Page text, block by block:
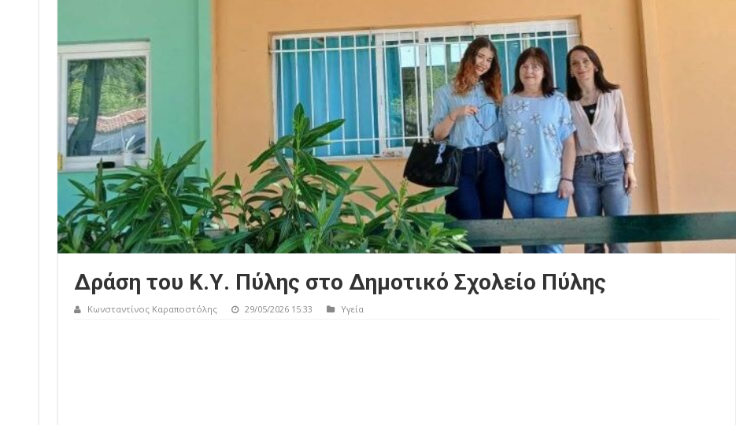
Δράση του Κ.Υ. Πύλης στο Δημοτικό Σχολείο Πύλης
Κωνσταντίνος Καραποστόλης 29/05/2026 15:33 Υγεία